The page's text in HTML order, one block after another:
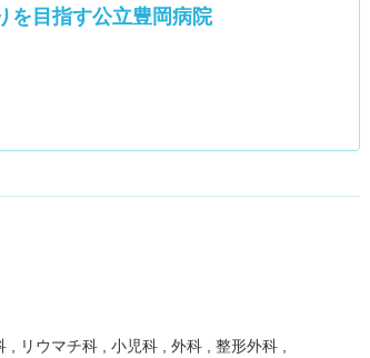
を目指す公立豊岡病院
リウマチ科 小児科 外科
整形外科